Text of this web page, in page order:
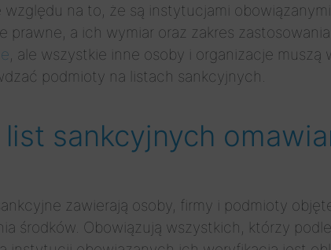
na to, że są instytucjami
a ich wymiar oraz zakres
, ale wszystkie inne osoby i organizacje muszą
podmioty na listach sankcyjnych.
sankcyjnych
zawierają osoby, firmy i podmioty
środków. Obowiązują wszystkich, którzy